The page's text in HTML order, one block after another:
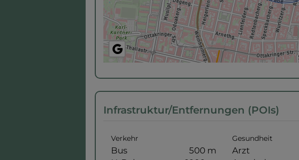
Infrastruktur/Entfernungen (POIs)
Verkehr
Bus
500 m
Gesundheit
Arzt